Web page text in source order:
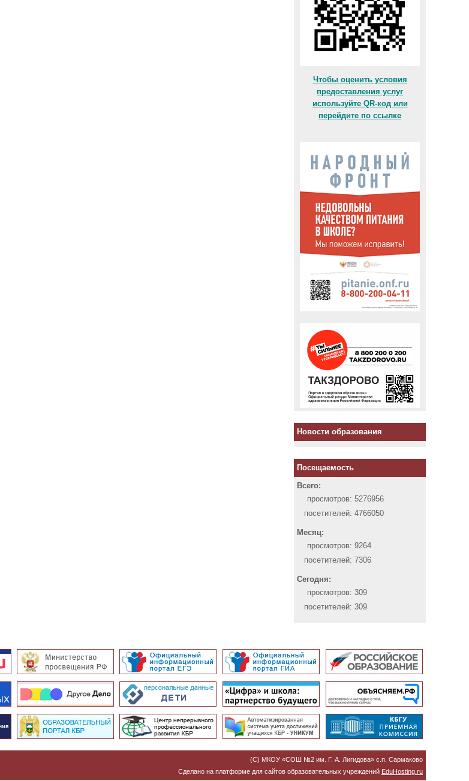
Чтобы оценить условия
предоставления услуг
используйте QR-код или
перейдите по ссылке
Новости образования
Посещаемость
Всего:
просмотров: 5276956
посетителей: 4766050
Месяц:
просмотров: 9264
посетителей: 7306
Сегодня:
просмотров: 309
посетителей: 309
(C) МКОУ «СОШ №2 им. Г. А. Лигидова» с.п. Сармаково
Сделано на платформе для сайтов образовательных учреждений EduHosting.ru